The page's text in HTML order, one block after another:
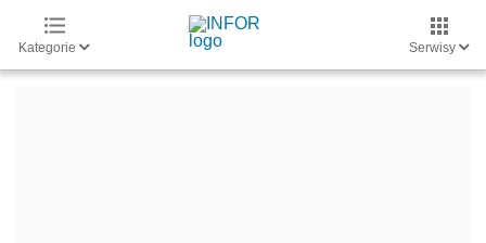
Kategorie Serwisy